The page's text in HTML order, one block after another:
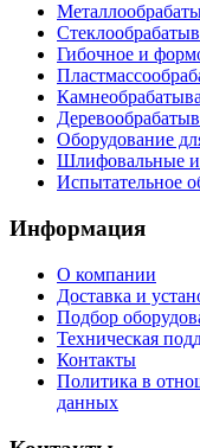
Гибочное и
Оборудование
Шлифовальные и
Испытательное
Информация
О компании
Доставка и
Подбор
Техническая
Контакты
Политика в
данных